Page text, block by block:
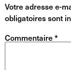
Votre adresse e-
obligatoires sont
Commentaire*